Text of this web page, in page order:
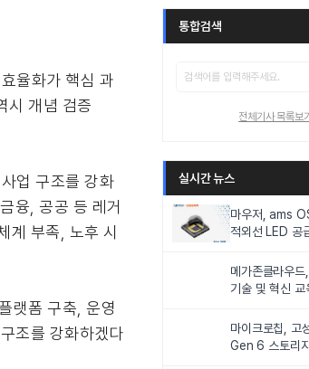
율화가 핵심 과
시 개념 검증
업 구조를 강화
융, 공공 등 레거
계 부족, 노후 시
랫폼 구축, 운영
조를 강화하겠다
통합검색
전체기사 목록보
실시간 뉴스
마우저, ams
적외선 LED 공
메가존클라우드
기술 및 혁신
마이크로칩, 고
Gen 6 스토리